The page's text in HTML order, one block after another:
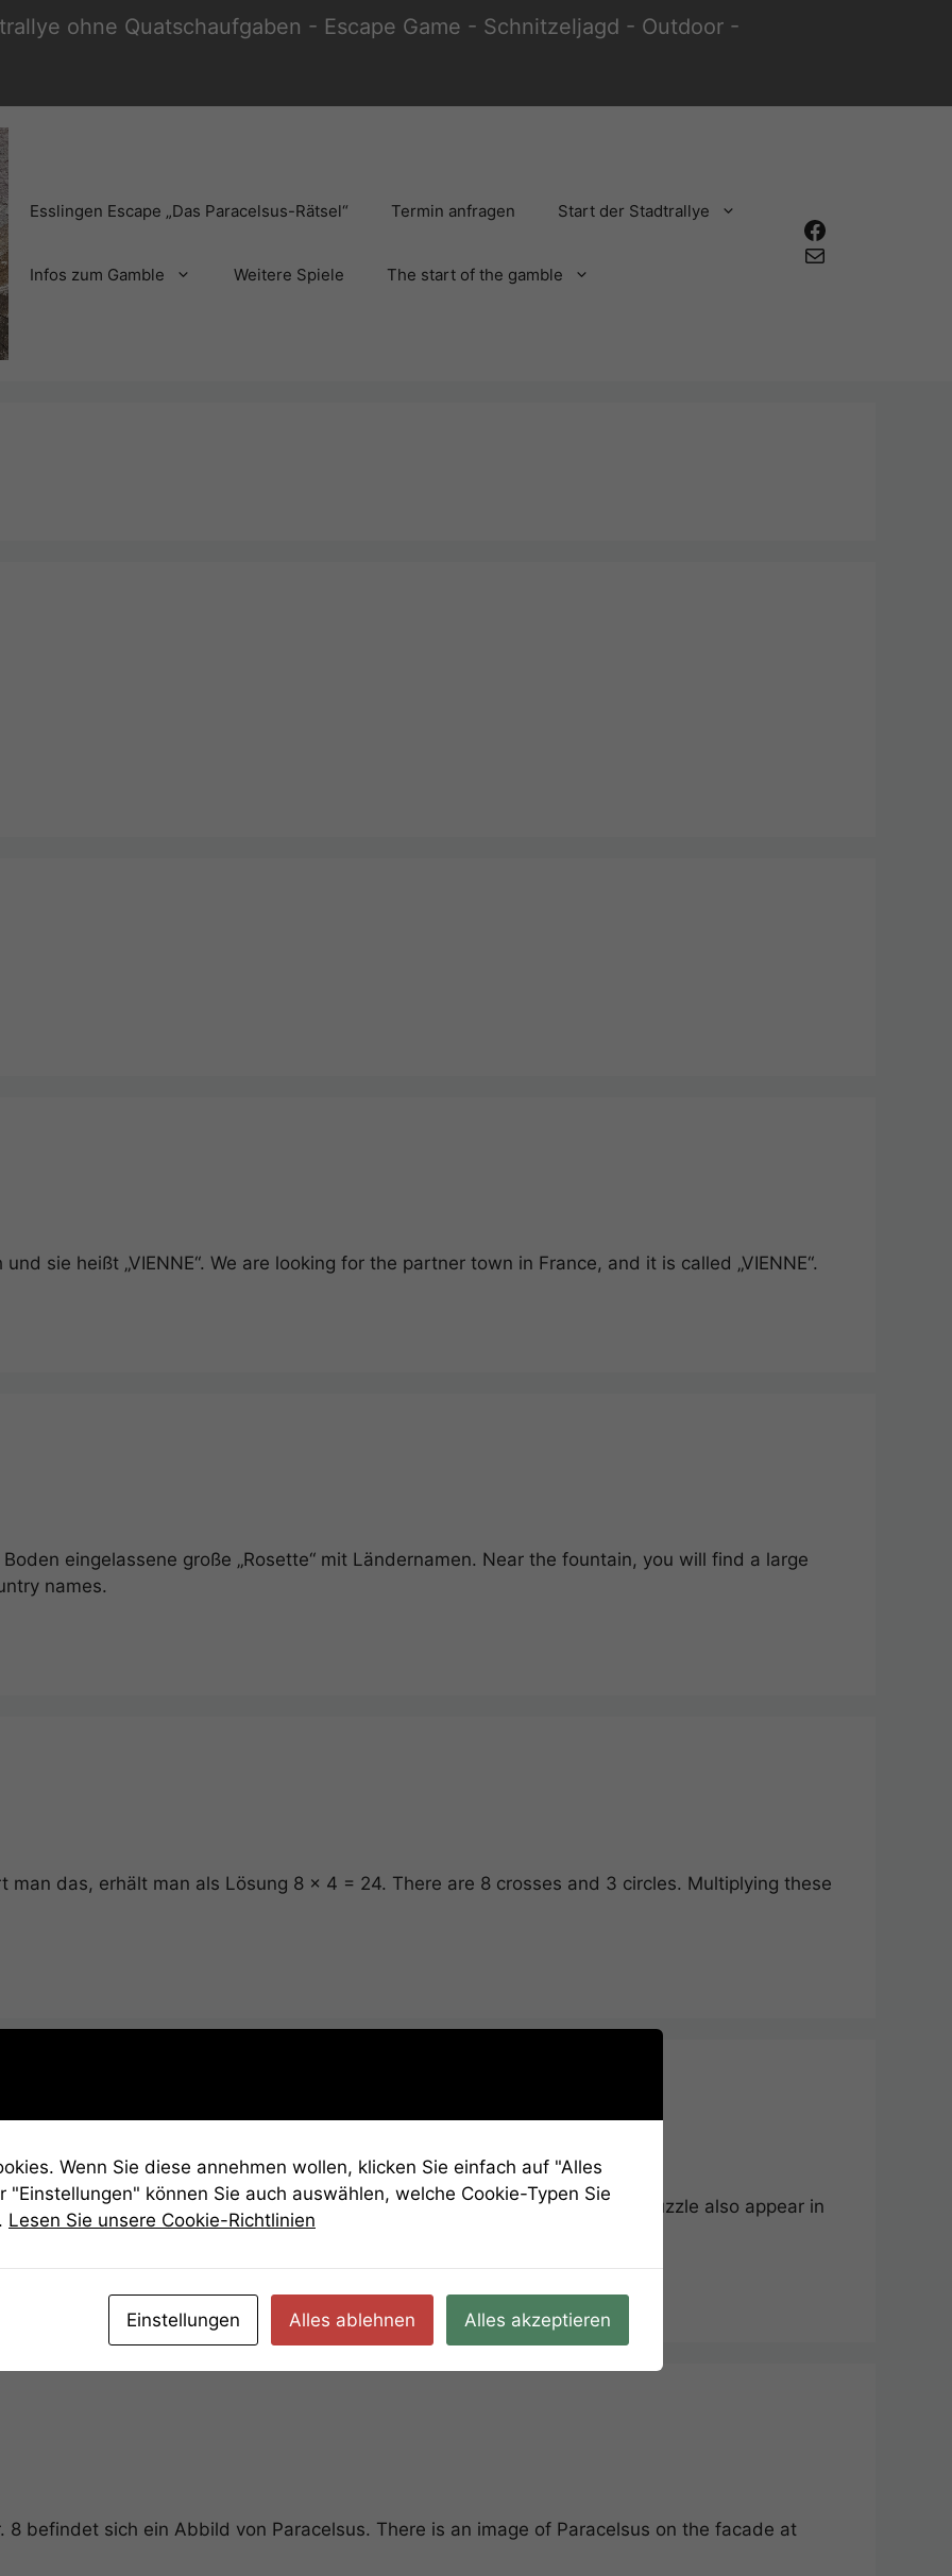
ohne Quatschaufgaben - Escape Game - Schnitzeljagd - Outdoor -
Esslingen Escape „Das Paracelsus-Rätsel“ Termin anfragen Start der Stadtrallye
Infos zum Gamble Weitere Spiele The start of the gamble
Facebook
E-Mail
sie heißt „VIENNE“. We are looking for the partner town in France, and it is called „VIENNE“.
eingelassene große „Rosette“ mit Ländernamen. Near the fountain, you will find a large
names.
man das, erhält man als Lösung 8 x 4 = 24. There are 8 crosses and 3 circles. Multiplying these
und Kreise aus dem Rätsel wieder… The crosses and circles from the puzzle also appear in
8 befindet sich ein Abbild von Paracelsus. There is an image of Paracelsus on the facade at
Wenn Sie diese annehmen wollen, klicken Sie einfach auf "Alles
"Einstellungen" können Sie auch auswählen, welche Cookie-Typen Sie
Lesen Sie unsere Cookie-Richtlinien
Einstellungen Alles ablehnen Alles akzeptieren